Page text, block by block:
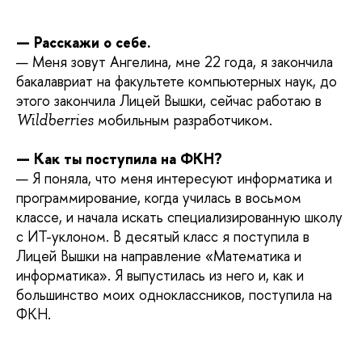
— Расскажи о себе.
— Меня зовут Ангелина, мне 22 года, я закончила
бакалавриат на факультете компьютерных наук, до
этого закончила Лицей Вышки, сейчас работаю в
Wildberries мобильным разработчиком.
— Как ты поступила на ФКН?
— Я поняла, что меня интересуют информатика и
программирование, когда училась в восьмом
классе, и начала искать специализированную школу
с ИТ-уклоном. В десятый класс я поступила в
Лицей Вышки на направление «Математика и
информатика». Я выпустилась из него и, как и
большинство моих одноклассников, поступила на
ФКН.